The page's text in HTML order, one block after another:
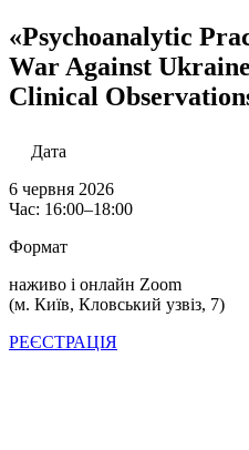
«Psychoanalytic
War Against
Clinical
Дата
6 червня 2026
Час: 16:00–18:00
Формат
наживо і онлайн Zoom
(м. Київ, Кловський узвіз, 7)
РЕЄСТРАЦІЯ